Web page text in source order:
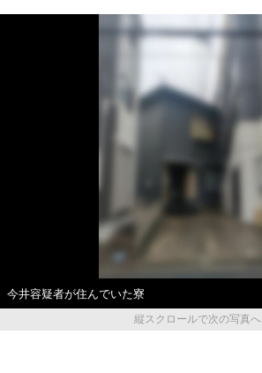
今井容疑者が住んでいた寮
縦スクロールで次の写真へ